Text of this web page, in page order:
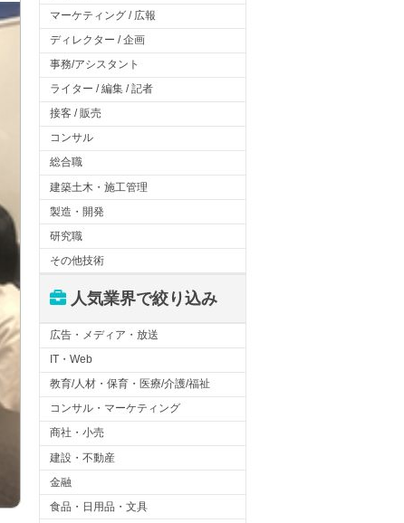
マーケティング / 広報
ディレクター / 企画
事務/アシスタント
ライター / 編集 / 記者
接客 / 販売
コンサル
総合職
建築土木・施工管理
製造・開発
研究職
その他技術
人気業界で絞り込み
広告・メディア・放送
IT・Web
教育/人材・保育・医療/介護/福祉
コンサル・マーケティング
商社・小売
建設・不動産
金融
食品・日用品・文具